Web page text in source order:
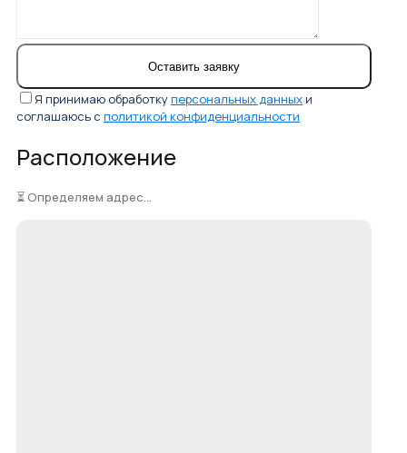
Я принимаю обработкуперсональных данных и
соглашаюсь с политикой конфиденциальности
Расположение
⏳ Определяем адрес...